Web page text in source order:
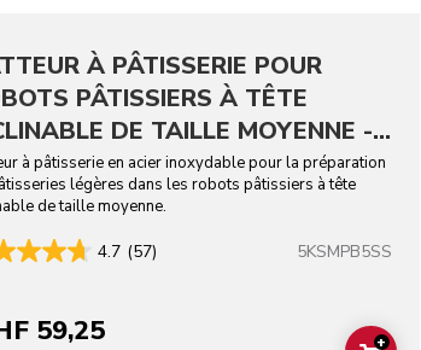
À PÂTISSERIE POUR
PÂTISSIERS À TÊTE
DE TAILLE MOYENNE -
INOXYDABLE
à pâtisserie en acier inoxydable pour la préparation
légères dans les robots pâtissiers à tête
de taille moyenne.
4.7 (57) 5KSMPB5SS
59,25 +